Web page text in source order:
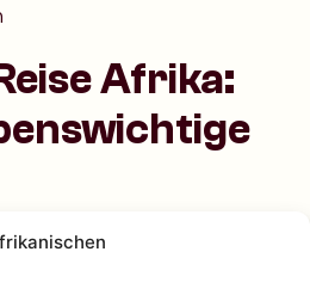
Afrika:
Sehr wichtig,
Hotel schlaft, bei dem ihr nicht